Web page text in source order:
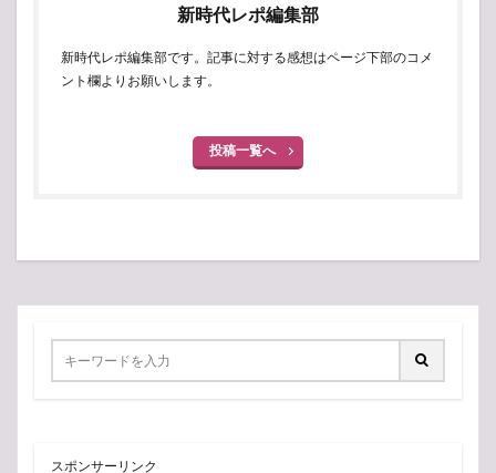
新時代レポ編集部
新時代レポ編集部です。記事に対する感想はページ下部のコメ
ント欄よりお願いします。
投稿一覧へ
スポンサーリンク